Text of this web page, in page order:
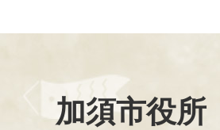
加須市役所